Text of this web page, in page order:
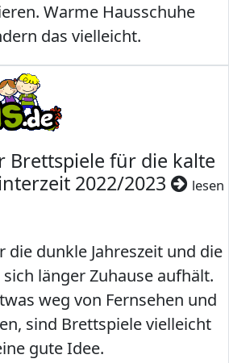
Warme Hausschuhe
das vielleicht.
Brettspiele für die kalte
2022/2023
lesen
die dunkle Jahreszeit und die
länger Zuhause aufhält.
weg von Fernsehen und
sind Brettspiele vielleicht
gute Idee.